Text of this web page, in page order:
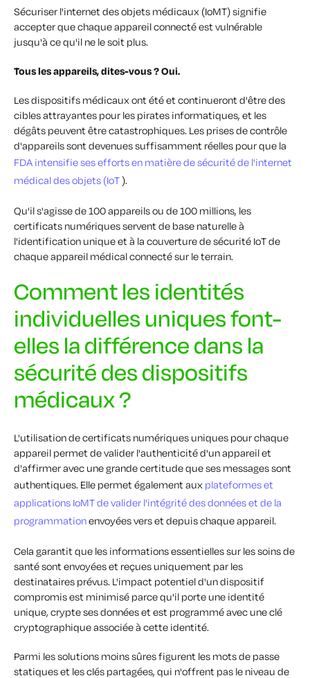
Sécuriser l'internet des objets médicaux (IoMT) signifie
accepter que chaque appareil connecté est vulnérable
jusqu'à ce qu'il ne le soit plus.
Tous les appareils, dites-vous ? Oui.
Les dispositifs médicaux ont été et continueront d'être des
cibles attrayantes pour les pirates informatiques, et les
dégâts peuvent être catastrophiques. Les prises de contrôle
d'appareils sont devenues suffisamment réelles pour que la
FDA intensifie ses efforts en matière de sécurité de l'internet
médical des objets (IoT).
Qu'il s'agisse de 100 appareils ou de 100 millions, les
certificats numériques servent de base naturelle à
l'identification unique et à la couverture de sécurité IoT de
chaque appareil médical connecté sur le terrain.
Comment les identités
individuelles uniques font-
elles la différence dans la
sécurité des dispositifs
médicaux ?
L'utilisation de certificats numériques uniques pour chaque
appareil permet de valider l'authenticité d'un appareil et
d'affirmer avec une grande certitude que ses messages sont
authentiques. Elle permet également aux plateformes et
applications IoMT de valider l'intégrité des données et de la
programmationenvoyées vers et depuis chaque appareil.
Cela garantit que les informations essentielles sur les soins de
santé sont envoyées et reçues uniquement par les
destinataires prévus. L'impact potentiel d'un dispositif
compromis est minimisé parce qu'il porte une identité
unique, crypte ses données et est programmé avec une clé
cryptographique associée à cette identité.
Parmi les solutions moins sûres figurent les mots de passe
statiques et les clés partagées, qui n'offrent pas le niveau de